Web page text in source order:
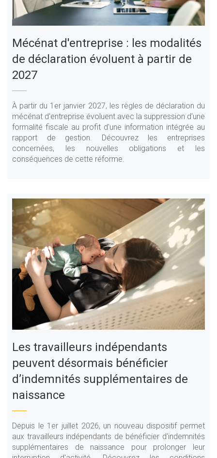
Mécénat d'entreprise : les modalités
de déclaration évoluent à partir de
2027
À partir du 1er janvier 2027, les règles de déclaration du
mécénat d'entreprise évoluent avec la suppression d'une
formalité fiscale au profit d'une information intégrée au
rapport de gestion. Découvrez les entreprises
concernées, les nouvelles obligations et les
conséquences de cette réforme.
Les travailleurs indépendants
peuvent désormais bénéficier
d’indemnités supplémentaires de
naissance
Depuis le 1er juillet 2026, un nouveau dispositif permet
aux travailleurs indépendants de bénéficier d'indemnités
supplémentaires de naissance pour prolonger leur